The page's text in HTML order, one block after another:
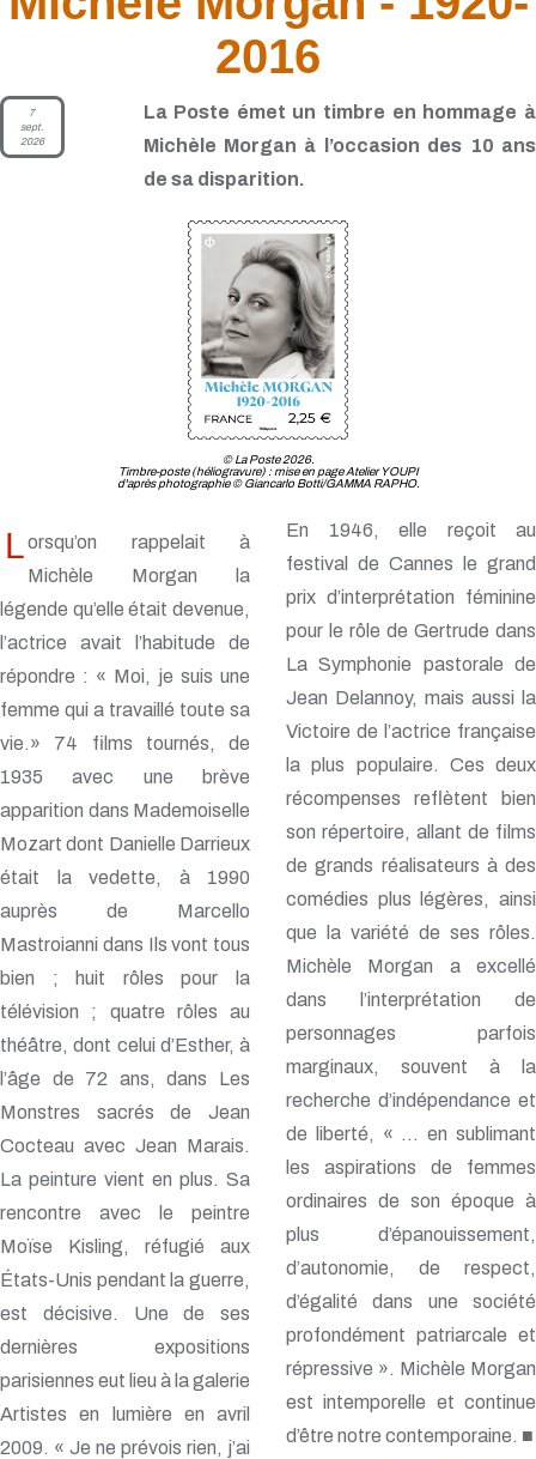
2016
7
sept.
2026
La Poste émet un timbre en hommage à
Michèle Morgan à l’occasion des 10 ans
de sa disparition.
© La Poste 2026.
Timbre-poste (héliogravure) : mise en page Atelier YOUPI
d'après photographie © Giancarlo Botti/GAMMA RAPHO.
Lorsqu’on rappelait à
Michèle Morgan la
légende qu’elle était devenue,
l’actrice avait l’habitude de
répondre : « Moi, je suis une
femme qui a travaillé toute sa
vie.» 74 films tournés, de
1935 avec une brève
apparition dans Mademoiselle
Mozart dont Danielle Darrieux
était la vedette, à 1990
auprès de Marcello
Mastroianni dans Ils vont tous
bien ; huit rôles pour la
télévision ; quatre rôles au
théâtre, dont celui d’Esther, à
l’âge de 72 ans, dans Les
Monstres sacrés de Jean
Cocteau avec Jean Marais.
La peinture vient en plus. Sa
rencontre avec le peintre
Moïse Kisling, réfugié aux
États-Unis pendant la guerre,
est décisive. Une de ses
dernières expositions
parisiennes eut lieu à la galerie
Artistes en lumière en avril
2009. « Je ne prévois rien, j’ai
En 1946, elle reçoit au
festival de Cannes le grand
prix d’interprétation féminine
pour le rôle de Gertrude dans
La Symphonie pastorale de
Jean Delannoy, mais aussi la
Victoire de l’actrice française
la plus populaire. Ces deux
récompenses reflètent bien
son répertoire, allant de films
de grands réalisateurs à des
comédies plus légères, ainsi
que la variété de ses rôles.
Michèle Morgan a excellé
dans l’interprétation de
personnages parfois
marginaux, souvent à la
recherche d’indépendance et
de liberté, « … en sublimant
les aspirations de femmes
ordinaires de son époque à
plus d’épanouissement,
d’autonomie, de respect,
d’égalité dans une société
profondément patriarcale et
répressive ». Michèle Morgan
est intemporelle et continue
d’être notre contemporaine. ■